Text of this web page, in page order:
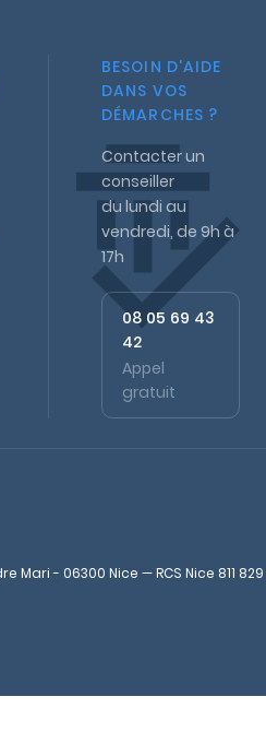
BESOIN D'AIDE
DANS VOS
DÉMARCHES ?
Contacter un
conseiller
du lundi au
vendredi, de 9h à
17h
08 05 69 43
42
Appel
gratuit
Mari - 06300 Nice — RCS Nice 811